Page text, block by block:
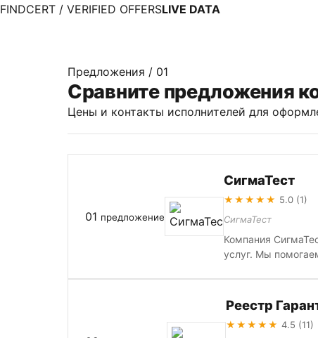
FINDCERT / VERIFIED OFFERSLIVE DATA
Предложения / 01
Сравните предложения
Цены и контакты исполнителей для
01 предложение
СигмаТест
★★★★★ 5.0 (1)
СигмаТест
Компания
услуг. Мы
Реестр
★★★★★ 4.5 (11)